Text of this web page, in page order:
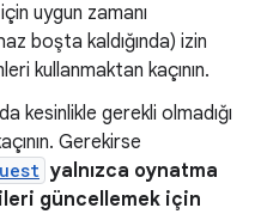
uygun zamanı
boşta kaldığında) izin
kullanmaktan kaçının.
kesinlikle gerekli olmadığı
Gerekirse
yalnızca oynatma
güncellemek için